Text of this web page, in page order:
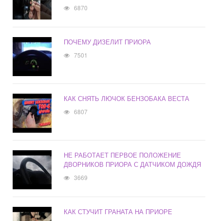
6870
ПОЧЕМУ ДИЗЕЛИТ ПРИОРА
7501
КАК СНЯТЬ ЛЮЧОК БЕНЗОБАКА ВЕСТА
6807
НЕ РАБОТАЕТ ПЕРВОЕ ПОЛОЖЕНИЕ
ДВОРНИКОВ ПРИОРА С ДАТЧИКОМ ДОЖДЯ
3669
КАК СТУЧИТ ГРАНАТА НА ПРИОРЕ